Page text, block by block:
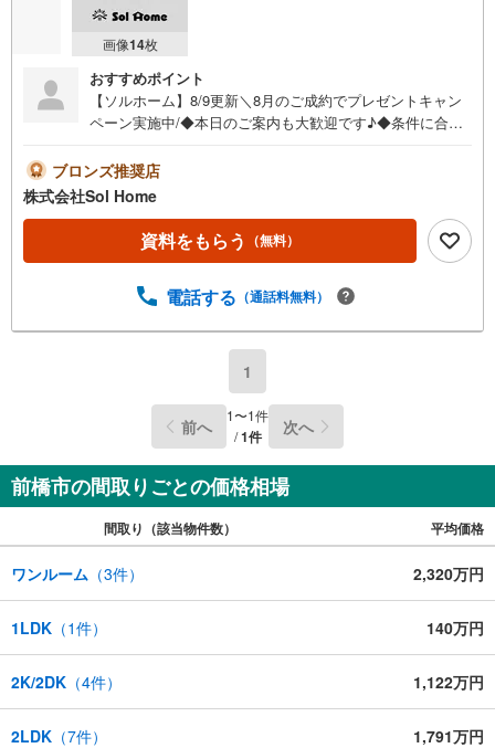
画像14枚
おすすめポイント
【ソルホーム】8/9更新＼8月のご成約でプレゼントキャン
ペーン実施中/◆本日のご案内も大歓迎です♪◆条件に合っ
欲しい、ローン相談をしたい、小さな疑問なども大歓迎で
す♪》＝＝＝＝＝＝＝＝＝＝＝＝＝＝＝＝＝＝＝＝＝＝＝
時間はお電話が繋がりやすくなっております。ぜひお気軽
にご連絡下さい！現地を見学される場合は「室内・現地を
だけますとスムーズにご案内が可能です。＝＝＝＝＝＝＝
ブロンズ推奨店
株式会社Sol Home
資料をもらう （無料）
電話する （通話料無料）
1
前へ 1〜1件
/1件 次へ
前橋市の間取りごとの価格相場
間取り（該当物件数） 平均価格
ワンルーム （3件） 2,320万円
1LDK （1件） 140万円
2K/2DK （4件） 1,122万円
2LDK （7件） 1,791万円